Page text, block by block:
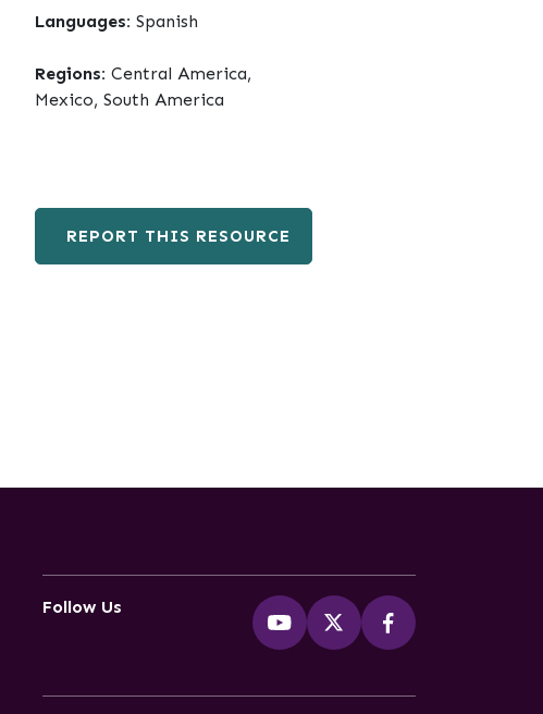
Languages: Spanish
Regions: Central America,
Mexico, South America
REPORT THIS RESOURCE
Follow Us